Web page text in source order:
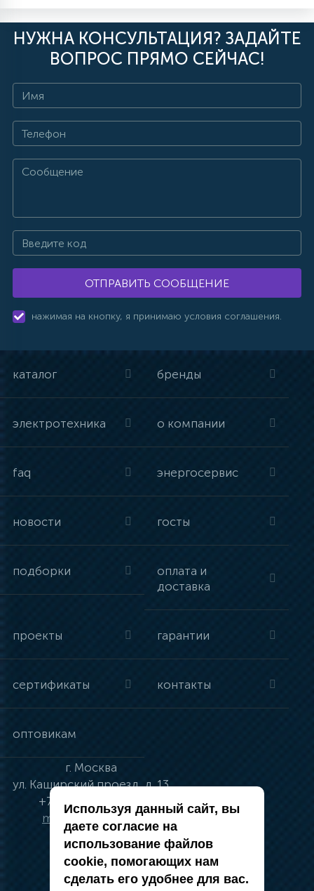
НУЖНА КОНСУЛЬТАЦИЯ? ЗАДАЙТЕ
ВОПРОС ПРЯМО СЕЙЧАС!
ОТПРАВИТЬ СООБЩЕНИЕ
нажимая на кнопку, я принимаю условия соглашения.
каталог бренды
электротехника о компании
faq энергосервис
новости госты
подборки
оплата и
доставка
проекты гарантии
сертификаты контакты
оптовикам
г. Москва
ул. Каширский проезд, д. 13
+7 (495) 134-41-83
moskva@vincci.ru
политика в отношении обработки
Используя данный сайт, вы
даете согласие на
использование файлов
cookie, помогающих нам
сделать его удобнее для вас.